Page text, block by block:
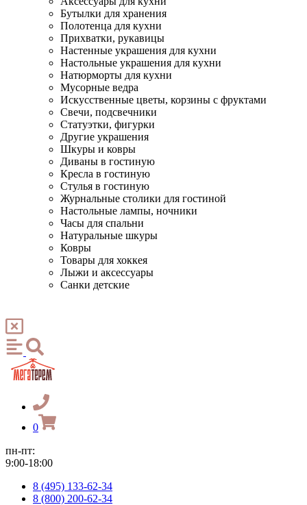
Бутылки для хранения
Полотенца для кухни
Прихватки, рукавицы
Настенные украшения для кухни
Настольные украшения для кухни
Натюрморты для кухни
Мусорные ведра
Искусственные цветы, корзины с фруктами
Свечи, подсвечники
Статуэтки, фигурки
Другие украшения
Шкуры и ковры
Диваны в гостиную
Кресла в гостиную
Стулья в гостиную
Журнальные столики для гостиной
Настольные лампы, ночники
Часы для спальни
Натуральные шкуры
Ковры
Товары для хоккея
Лыжи и аксессуары
Санки детские
0
пн-пт:
9:00-18:00
8 (495) 133-62-34
8 (800) 200-62-34